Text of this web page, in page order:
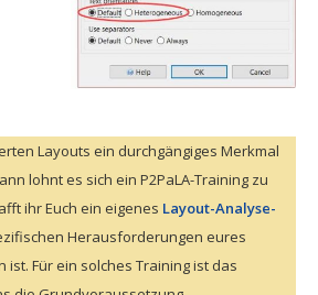
Layouts ein durchgängiges Merkmal
lohnt es sich ein P2PaLA-Training zu
ihr Euch ein eigenes Layout-Analyse-
Herausforderungen eures
Für ein solches Training ist das